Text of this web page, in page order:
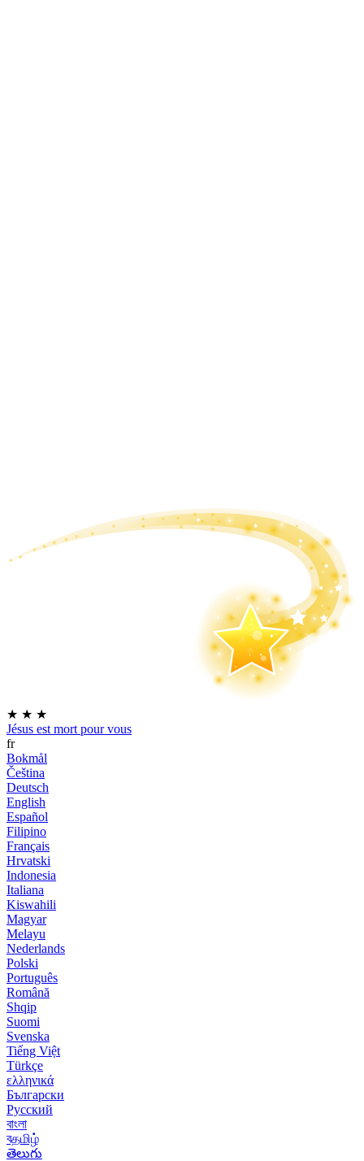
★ ★ ★
Jésus est mort pour vous
fr
Bokmål
Čeština
Deutsch
English
Español
Filipino
Français
Hrvatski
Indonesia
Italiana
Kiswahili
Magyar
Melayu
Nederlands
Polski
Português
Română
Shqip
Suomi
Svenska
Tiếng Việt
Türkçe
ελληνικά
Български
Русский
বাংলা
বதமிழ்
తెలుగు